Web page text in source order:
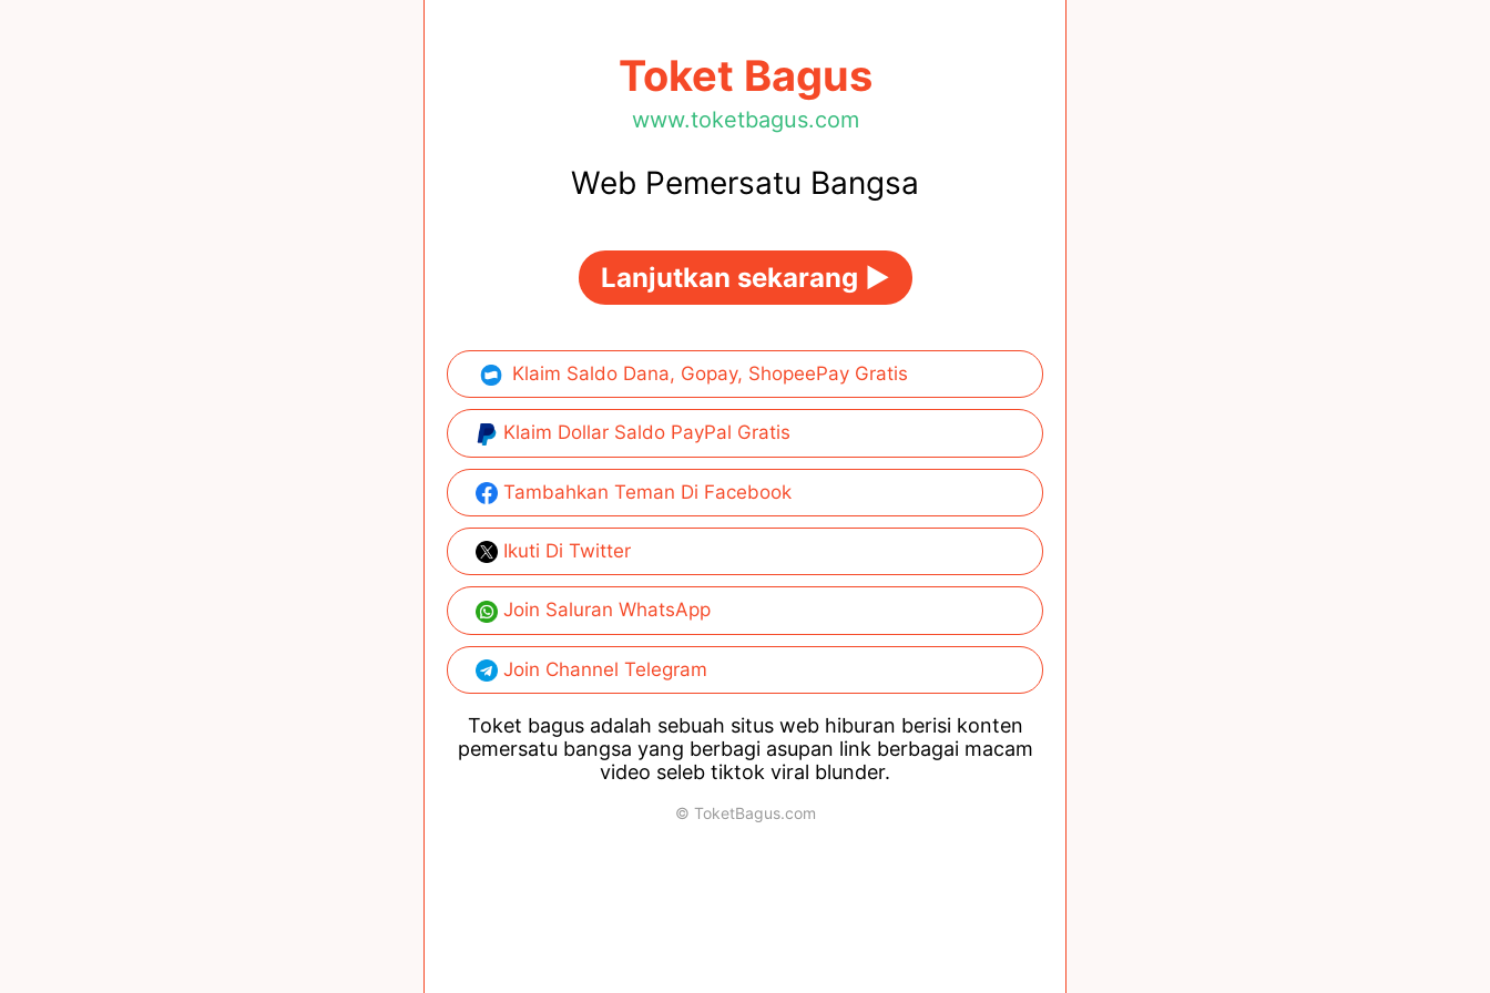
Toket Bagus
www.toketbagus.com
Web Pemersatu Bangsa
Lanjutkan sekarang ►
Klaim Saldo Dana, Gopay, ShopeePay Gratis
Klaim Dollar Saldo PayPal Gratis
Tambahkan Teman Di Facebook
Ikuti Di Twitter
Join Saluran WhatsApp
Join Channel Telegram
Toket bagus adalah sebuah situs web hiburan berisi konten
pemersatu bangsa yang berbagi asupan link berbagai macam
video seleb tiktok viral blunder.
© ToketBagus.com